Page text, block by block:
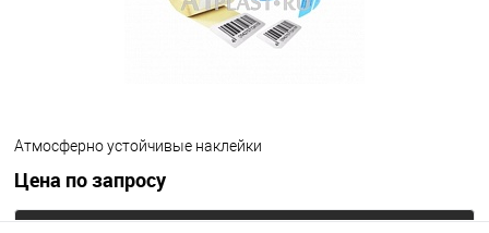
Атмосферно устойчивые наклейки
Цена по запросу